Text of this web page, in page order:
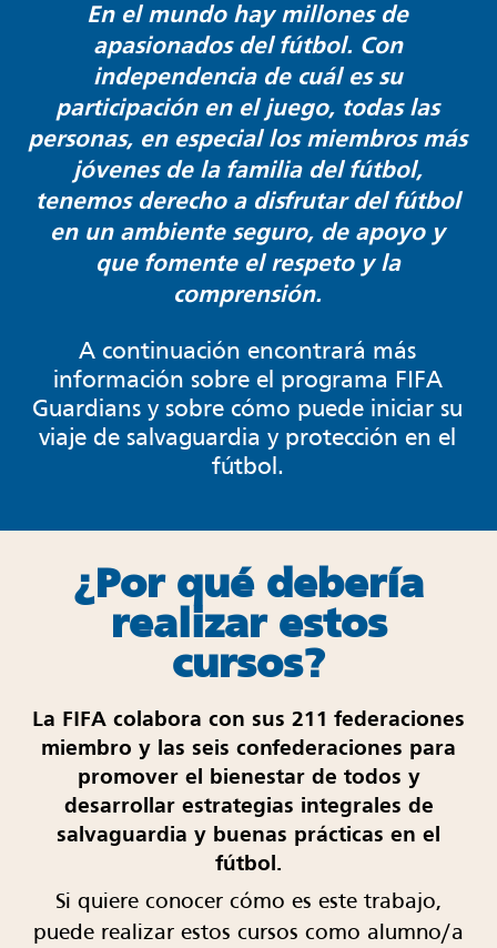
En el mundo hay millones de
apasionados del fútbol. Con
independencia de cuál es su
participación en el juego, todas las
personas, en especial los miembros más
jóvenes de la familia del fútbol,
tenemos derecho a disfrutar del fútbol
en un ambiente seguro, de apoyo y
que fomente el respeto y la
comprensión.
A continuación encontrará más
información sobre el programa FIFA
Guardians y sobre cómo puede iniciar su
viaje de salvaguardia y protección en el
fútbol.
¿Por qué debería
realizar estos
cursos?
La FIFA colabora con sus 211 federaciones
miembro y las seis confederaciones para
promover el bienestar de todos y
desarrollar estrategias integrales de
salvaguardia y buenas prácticas en el
fútbol.
Si quiere conocer cómo es este trabajo,
puede realizar estos cursos como alumno/a